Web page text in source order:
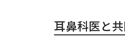
耳鼻科医と